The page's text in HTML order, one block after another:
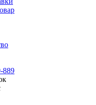
889